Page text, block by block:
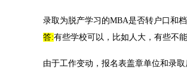
录取为脱产学习的MBA是否转户口和档
答:有些学校可以，比如人大，有些不
由于工作变动，报名表盖章单位和录